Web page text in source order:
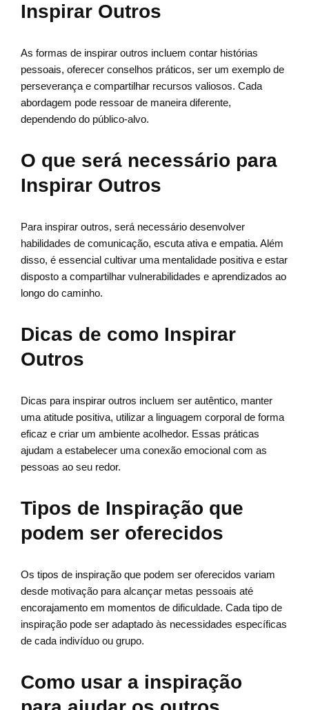
Inspirar Outros
As formas de inspirar outros incluem contar histórias
pessoais, oferecer conselhos práticos, ser um exemplo de
perseverança e compartilhar recursos valiosos. Cada
abordagem pode ressoar de maneira diferente,
dependendo do público-alvo.
O que será necessário para
Inspirar Outros
Para inspirar outros, será necessário desenvolver
habilidades de comunicação, escuta ativa e empatia. Além
disso, é essencial cultivar uma mentalidade positiva e estar
disposto a compartilhar vulnerabilidades e aprendizados ao
longo do caminho.
Dicas de como Inspirar
Outros
Dicas para inspirar outros incluem ser autêntico, manter
uma atitude positiva, utilizar a linguagem corporal de forma
eficaz e criar um ambiente acolhedor. Essas práticas
ajudam a estabelecer uma conexão emocional com as
pessoas ao seu redor.
Tipos de Inspiração que
podem ser oferecidos
Os tipos de inspiração que podem ser oferecidos variam
desde motivação para alcançar metas pessoais até
encorajamento em momentos de dificuldade. Cada tipo de
inspiração pode ser adaptado às necessidades específicas
de cada indivíduo ou grupo.
Como usar a inspiração